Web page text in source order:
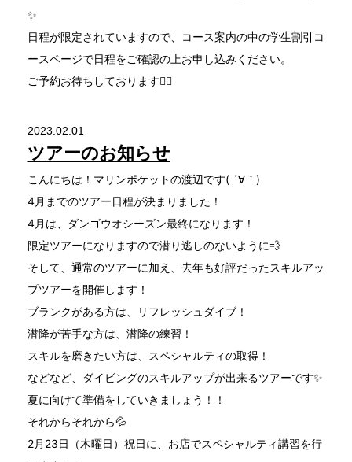
✨
日程が限定されていますので、コース案内の中の学生割引コ
ースページで日程をご確認の上お申し込みください。
ご予約お待ちしております🙇‍♀️
2023.02.01
ツアーのお知らせ
こんにちは！マリンポケットの渡辺です( ´∀｀)
4月までのツアー日程が決まりました！
4月は、ダンゴウオシーズン最終になります！
限定ツアーになりますので潜り逃しのないように💨
そして、通常のツアーに加え、去年も好評だったスキルアッ
プツアーを開催します！
ブランクがある方は、リフレッシュダイブ！
潜降が苦手な方は、潜降の練習！
スキルを磨きたい方は、スペシャルティの取得！
などなど、ダイビングのスキルアップが出来るツアーです✨
夏に向けて準備をしていきましょう！！
それからそれから💦
2月23日（木曜日）祝日に、お店でスペシャルティ講習を行